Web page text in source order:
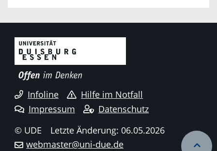
Infoline
Hilfe im Notfall
Impressum
Datenschutz
© UDE
Letzte Änderung: 06.05.2026
webmaster@uni-due.de